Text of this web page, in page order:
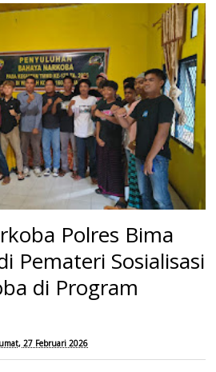
Polres Bima
Pemateri Sosialisasi
di Program
27 Februari 2026